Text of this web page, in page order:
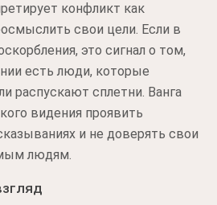
конфликт как
свои цели. Если в
это сигнал о том,
есть люди, которые
распускают сплетни. Ванга
видения проявить
и не доверять свои
людям.